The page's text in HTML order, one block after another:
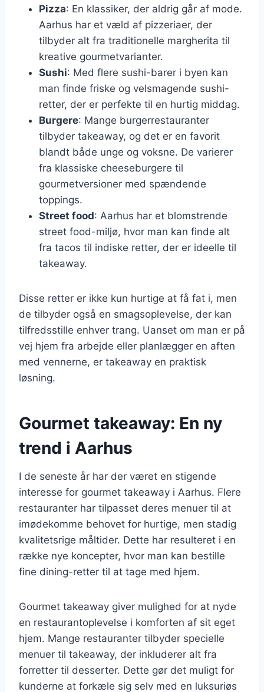
Pizza: En klassiker, der aldrig går af mode.
Aarhus har et væld af pizzeriaer, der
tilbyder alt fra traditionelle margherita til
kreative gourmetvarianter.
Sushi: Med flere sushi-barer i byen kan
man finde friske og velsmagende sushi-
retter, der er perfekte til en hurtig middag.
Burgere: Mange burgerrestauranter
tilbyder takeaway, og det er en favorit
blandt både unge og voksne. De varierer
fra klassiske cheeseburgere til
gourmetversioner med spændende
toppings.
Street food: Aarhus har et blomstrende
street food-miljø, hvor man kan finde alt
fra tacos til indiske retter, der er ideelle til
takeaway.
Disse retter er ikke kun hurtige at få fat i, men
de tilbyder også en smagsoplevelse, der kan
tilfredsstille enhver trang. Uanset om man er på
vej hjem fra arbejde eller planlægger en aften
med vennerne, er takeaway en praktisk
løsning.
Gourmet takeaway: En ny
trend i Aarhus
I de seneste år har der været en stigende
interesse for gourmet takeaway i Aarhus. Flere
restauranter har tilpasset deres menuer til at
imødekomme behovet for hurtige, men stadig
kvalitetsrige måltider. Dette har resulteret i en
række nye koncepter, hvor man kan bestille
fine dining-retter til at tage med hjem.
Gourmet takeaway giver mulighed for at nyde
en restaurantoplevelse i komforten af sit eget
hjem. Mange restauranter tilbyder specielle
menuer til takeaway, der inkluderer alt fra
forretter til desserter. Dette gør det muligt for
kunderne at forkæle sig selv med en luksuriøs